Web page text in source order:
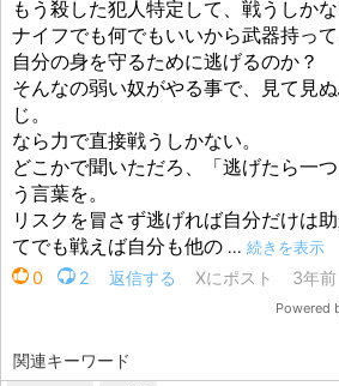
関連キーワード